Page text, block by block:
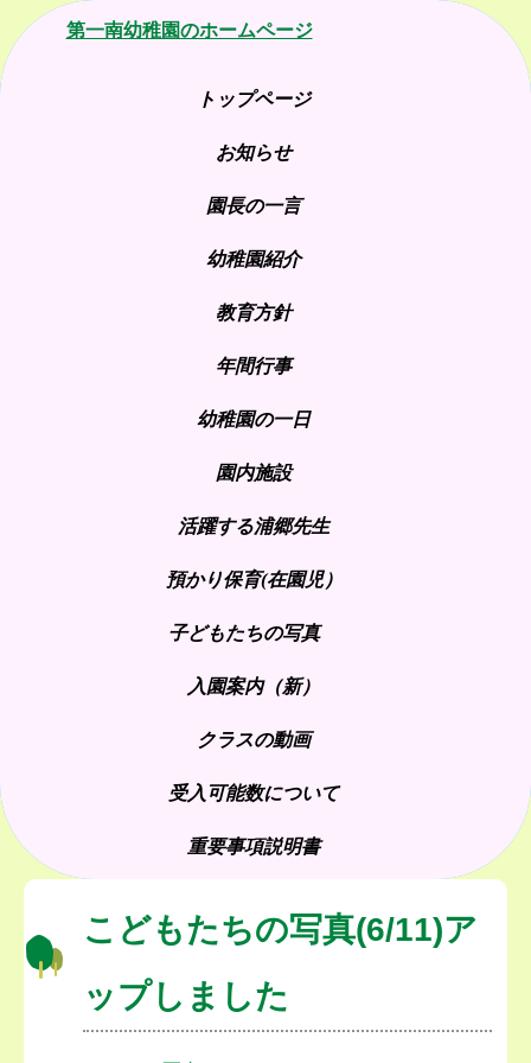
第一南幼稚園のホームページ
トップページ
お知らせ
園長の一言
幼稚園紹介
教育方針
年間行事
幼稚園の一日
園内施設
活躍する浦郷先生
預かり保育(在園児）
子どもたちの写真
入園案内（新）
クラスの動画
受入可能数について
重要事項説明書
こどもたちの写真(6/11)ア
ップしました